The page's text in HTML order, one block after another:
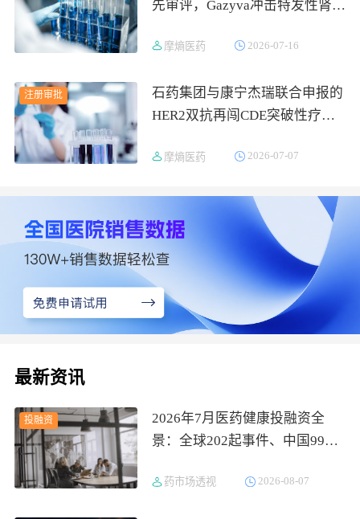
先审评，Gazyva冲击特发性肾病
摩熵医药 2026-07-16
注册审批
石药集团与康宁杰瑞联合申报的
HER2双抗再闯CDE突破性疗
成功摩熵医药 2026-07-07
最新资讯
投融资
2026年7月医药健康投融资全
景：全球202起事件、中国99
吸金564亿
药市场透视 2026-08-07